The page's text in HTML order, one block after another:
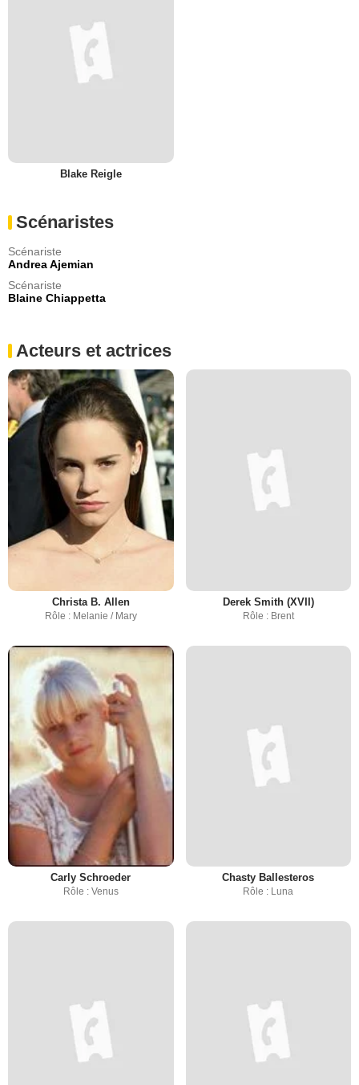
Blake Reigle
Scénaristes
Scénariste
Andrea Ajemian
Scénariste
Blaine Chiappetta
Acteurs et actrices
Christa B. Allen
Rôle : Melanie / Mary
Derek Smith (XVII)
Rôle : Brent
Carly Schroeder
Rôle : Venus
Chasty Ballesteros
Rôle : Luna